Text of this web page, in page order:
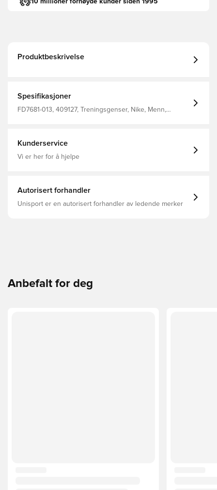
Produktbeskrivelse
Spesifikasjoner
FD7681-013, 409127, Treningsgenser, Nike, Menn,
Kunderservice
Vi er her for å hjelpe
Autorisert forhandler
Unisport er en autorisert forhandler av ledende merker
Anbefalt for deg